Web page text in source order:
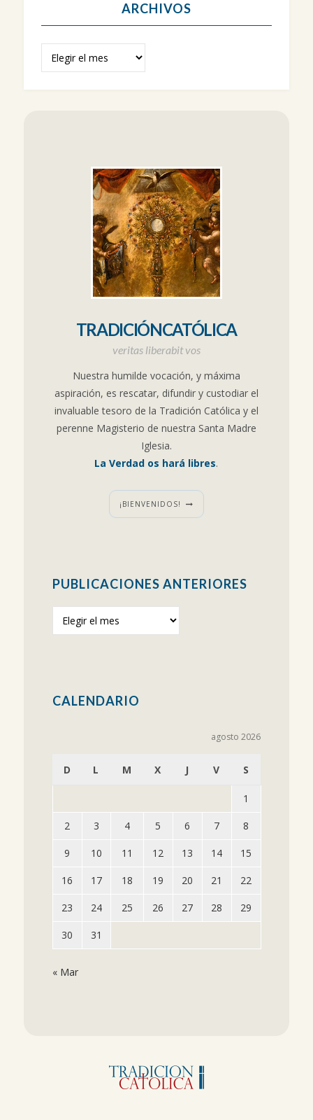
ARCHIVOS
TRADICIÓNCATÓLICA
veritas liberabit vos
Nuestra humilde vocación, y máxima
aspiración, es rescatar, difundir y custodiar el
invaluable tesoro de la Tradición Católica y el
perenne Magisterio de nuestra Santa Madre
Iglesia.
La Verdad os hará libres.
¡BIENVENIDOS!
PUBLICACIONES ANTERIORES
anteriores
CALENDARIO
agosto 2026
D L M X J V S
1
2 3 4 5 6 7 8
9 10 11 12 13 14 15
16 17 18 19 20 21 22
23 24 25 26 27 28 29
30 31
« Mar